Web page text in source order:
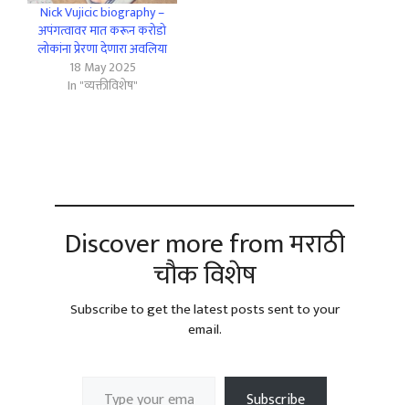
Nick Vujicic biography –
अपंगत्वावर मात करून करोडो
लोकांना प्रेरणा देणारा अवलिया
18 May 2025
In "व्यक्तीविशेष"
Discover more from मराठी
चौक विशेष
Subscribe to get the latest posts sent to your
email.
Subscribe